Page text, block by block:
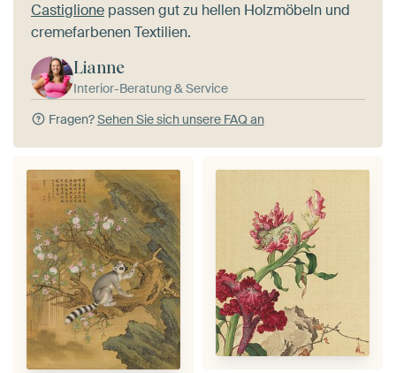
Castiglione passen gut zu hellen Holzmöbeln und
cremefarbenen Textilien.
Lianne
Interior-Beratung & Service
Fragen?Sehen Sie sich unsere FAQ an